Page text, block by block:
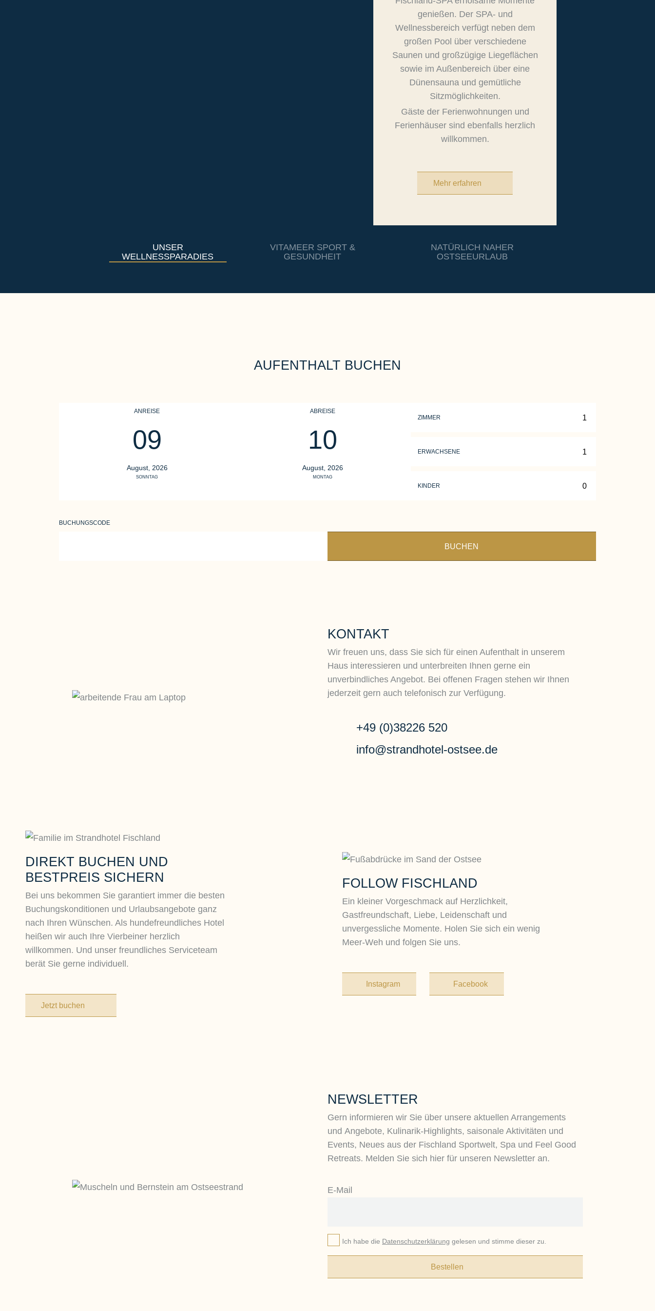
genießen. Der SPA- und
Wellnessbereich verfügt neben dem
großen Pool über verschiedene
Saunen und großzügige Liegeflächen
sowie im Außenbereich über eine
Dünensauna und gemütliche
Sitzmöglichkeiten.
Gäste der Ferienwohnungen und
Ferienhäuser sind ebenfalls herzlich
willkommen.
Mehr erfahren
UNSER
WELLNESSPARADIES
VITAMEER SPORT &
GESUNDHEIT
NATÜRLICH NAHER
OSTSEEURLAUB
AUFENTHALT BUCHEN
ANREISE
09
August, 2026
SONNTAG
ABREISE
10
August, 2026
MONTAG
ZIMMER
ERWACHSENE
KINDER
BUCHUNGSCODE
BUCHEN
KONTAKT
Wir freuen uns, dass Sie sich für einen Aufenthalt in unserem
Haus interessieren und unterbreiten Ihnen gerne ein
unverbindliches Angebot. Bei offenen Fragen stehen wir Ihnen
jederzeit gern auch telefonisch zur Verfügung.
+49 (0)38226 520
info@strandhotel-ostsee.de
DIREKT BUCHEN UND
BESTPREIS SICHERN
Bei uns bekommen Sie garantiert immer die besten
Buchungskonditionen und Urlaubsangebote ganz
nach Ihren Wünschen. Als hundefreundliches Hotel
heißen wir auch Ihre Vierbeiner herzlich
willkommen. Und unser freundliches Serviceteam
berät Sie gerne individuell.
Jetzt buchen
FOLLOW FISCHLAND
Ein kleiner Vorgeschmack auf Herzlichkeit,
Gastfreundschaft, Liebe, Leidenschaft und
unvergessliche Momente. Holen Sie sich ein wenig
Meer-Weh und folgen Sie uns.
Instagram Facebook
NEWSLETTER
Gern informieren wir Sie über unsere aktuellen Arrangements
und Angebote, Kulinarik-Highlights, saisonale Aktivitäten und
Events, Neues aus der Fischland Sportwelt, Spa und Feel Good
Retreats. Melden Sie sich hier für unseren Newsletter an.
E-Mail
Ich habe die Datenschutzerklärung gelesen und stimme dieser zu.
Bestellen